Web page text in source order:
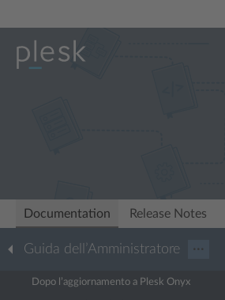
Documentation Release Notes
Guida dell’Amministratore ···
Dopo l’aggiornamento a Plesk Onyx